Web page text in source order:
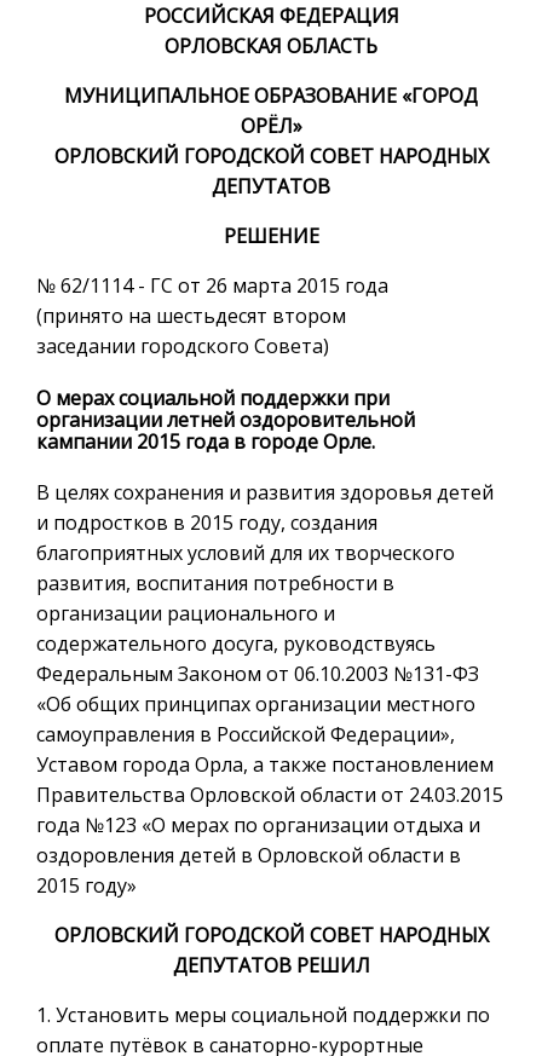
РОССИЙСКАЯ ФЕДЕРАЦИЯ
ОРЛОВСКАЯ ОБЛАСТЬ
МУНИЦИПАЛЬНОЕ ОБРАЗОВАНИЕ «ГОРОД
ОРЁЛ»
ОРЛОВСКИЙ ГОРОДСКОЙ СОВЕТ НАРОДНЫХ
ДЕПУТАТОВ
РЕШЕНИЕ
№ 62/1114 - ГС от 26 марта 2015 года
(принято на шестьдесят втором
заседании городского Совета)
О мерах социальной поддержки при
организации летней оздоровительной
кампании 2015 года в городе Орле.
В целях сохранения и развития здоровья детей
и подростков в 2015 году, создания
благоприятных условий для их творческого
развития, воспитания потребности в
организации рационального и
содержательного досуга, руководствуясь
Федеральным Законом от 06.10.2003 №131-ФЗ
«Об общих принципах организации местного
самоуправления в Российской Федерации»,
Уставом города Орла, а также постановлением
Правительства Орловской области от 24.03.2015
года №123 «О мерах по организации отдыха и
оздоровления детей в Орловской области в
2015 году»
ОРЛОВСКИЙ ГОРОДСКОЙ СОВЕТ НАРОДНЫХ
ДЕПУТАТОВ РЕШИЛ
1. Установить меры социальной поддержки по
оплате путёвок в санаторно-курортные